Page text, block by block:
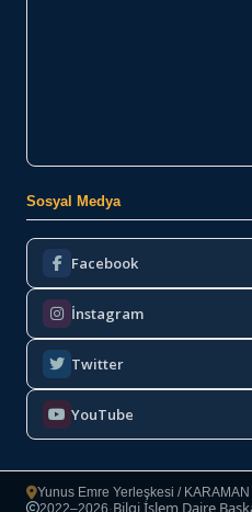
Sosyal Medya
Facebook
İnstagram
Twitter
YouTube
Yunus Emre Yerleşkesi / KARAMAN
2022–2026·Bilgi İşlem Daire